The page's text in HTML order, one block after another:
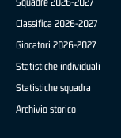
Classifica 2026-2027
Giocatori 2026-2027
Statistiche individuali
Statistiche squadra
Archivio storico